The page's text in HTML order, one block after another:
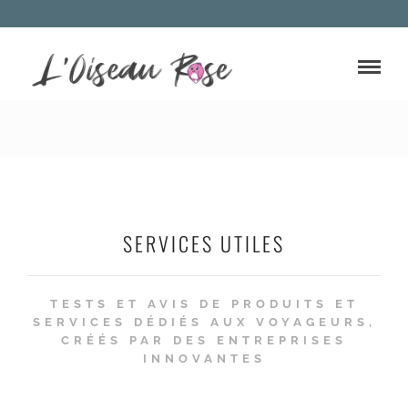
SERVICES UTILES
TESTS ET AVIS DE PRODUITS ET
SERVICES DÉDIÉS AUX VOYAGEURS,
CRÉÉS PAR DES ENTREPRISES
INNOVANTES